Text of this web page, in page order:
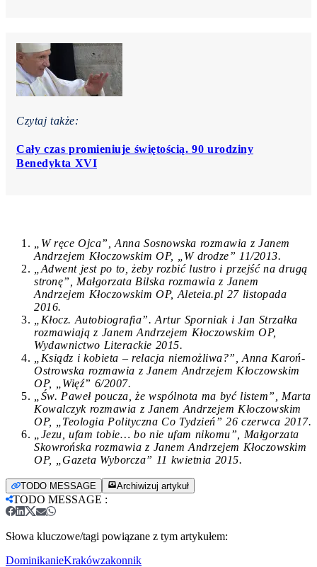
Czytaj także:
Cały czas promieniuje świętością. 90 urodziny
Benedykta XVI
„W ręce Ojca”, Anna Sosnowska rozmawia z Janem
Andrzejem Kłoczowskim OP, „W drodze” 11/2013.
„Adwent jest po to, żeby rozbić lustro i przejść na drugą
stronę”, Małgorzata Bilska rozmawia z Janem
Andrzejem Kłoczowskim OP, Aleteia.pl 27 listopada
2016.
„Kłocz. Autobiografia”. Artur Sporniak i Jan Strzałka
rozmawiają z Janem Andrzejem Kłoczowskim OP,
Wydawnictwo Literackie 2015.
„Ksiądz i kobieta – relacja niemożliwa?”, Anna Karoń-
Ostrowska rozmawia z Janem Andrzejem Kłoczowskim
OP, „Więź” 6/2007.
„Św. Paweł poucza, że wspólnota ma być listem”, Marta
Kowalczyk rozmawia z Janem Andrzejem Kłoczowskim
OP, „Teologia Polityczna Co Tydzień” 26 czerwca 2017.
„Jezu, ufam tobie… bo nie ufam nikomu”, Małgorzata
Skowrońska rozmawia z Janem Andrzejem Kłoczowskim
OP, „Gazeta Wyborcza” 11 kwietnia 2015.
TODO MESSAGE Archiwizuj artykuł
TODO MESSAGE :
Słowa kluczowe/tagi powiązane z tym artykułem:
DominikanieKrakówzakonnik